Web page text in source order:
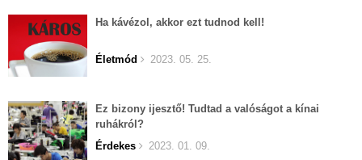
Ha kávézol, akkor ezt tudnod kell!
Életmód 2023. 05. 25.
Ez bizony ijesztő! Tudtad a valóságot a kínai
ruhákról?
Érdekes
2023. 01. 09.